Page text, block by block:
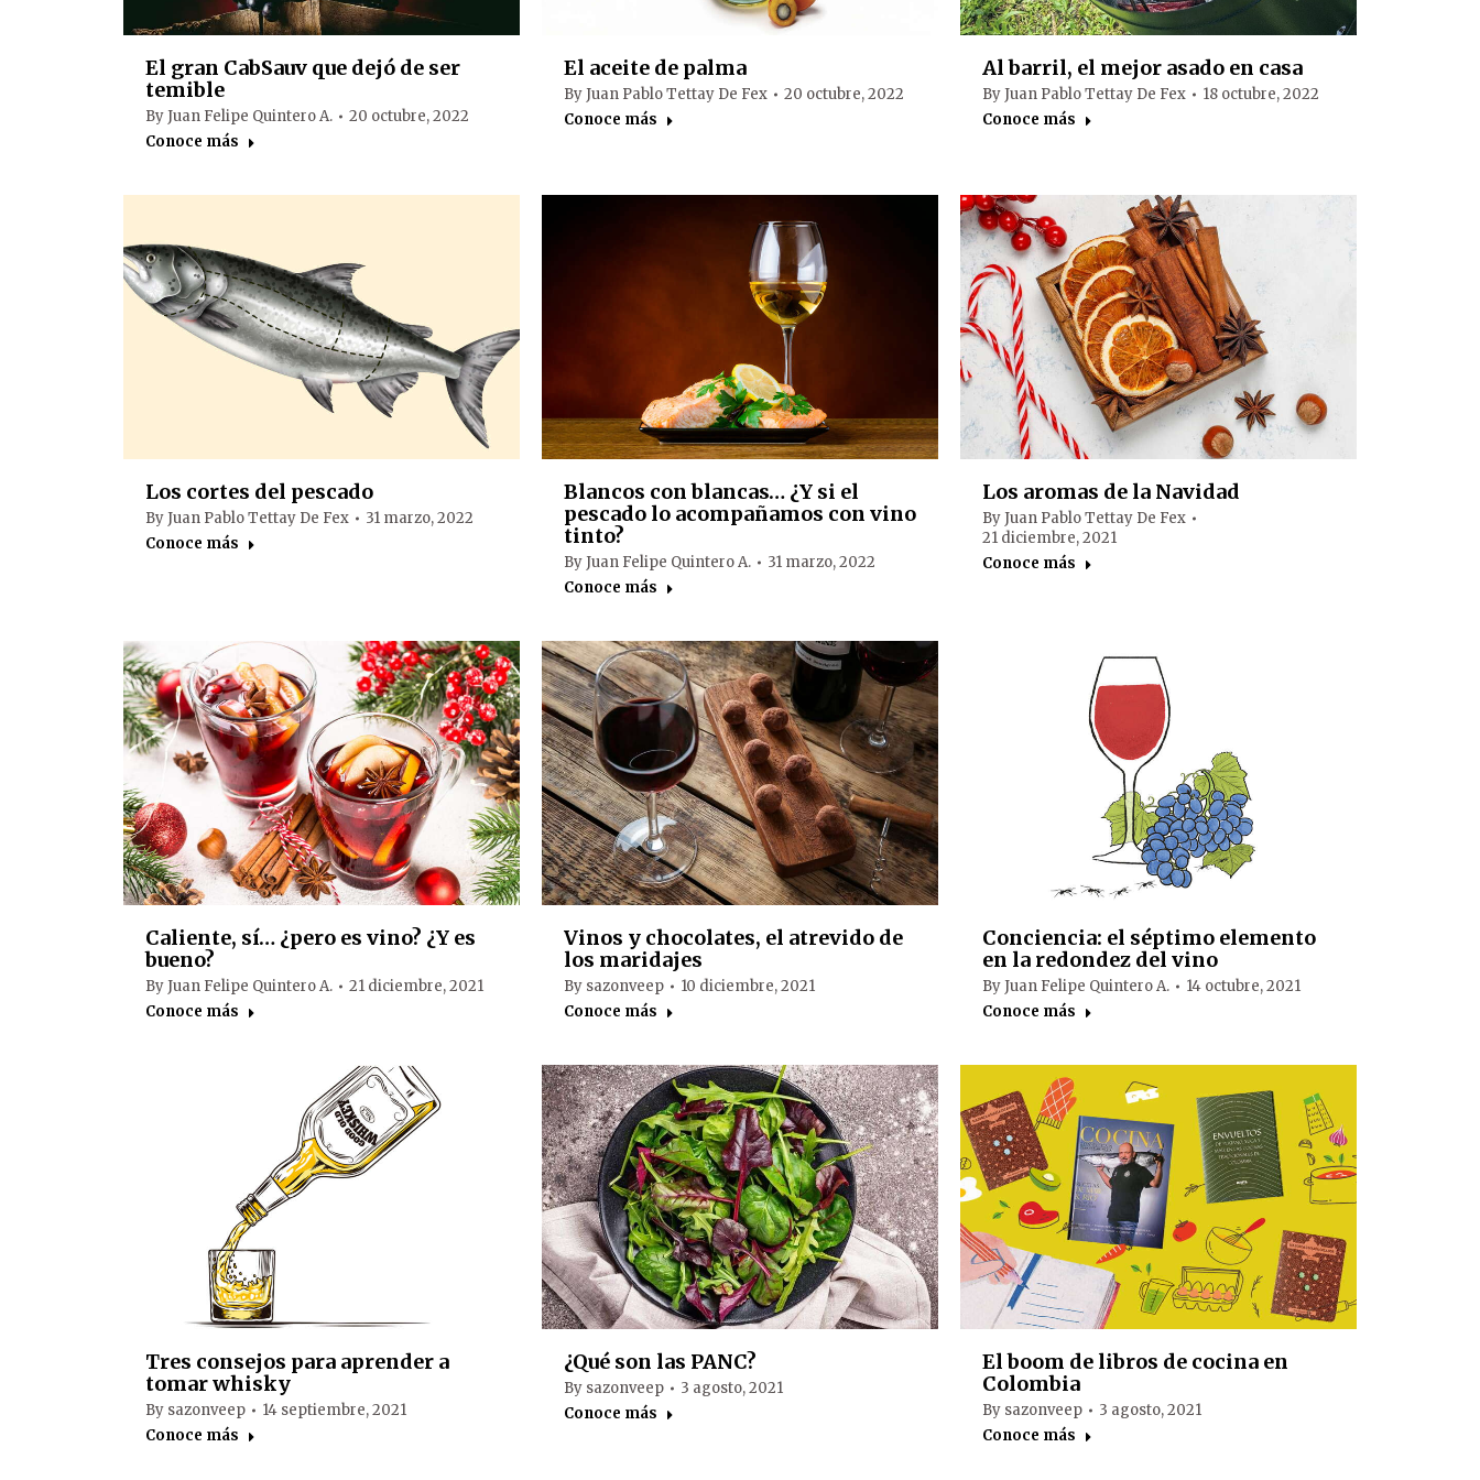
El gran CabSauv que dejó de ser
temible
ByJuan Felipe Quintero A.
20 octubre, 2022
Conoce más
El aceite de palma
ByJuan Pablo Tettay De Fex
20 octubre, 2022
Conoce más
Al barril, el mejor asado en casa
ByJuan Pablo Tettay De Fex
18 octubre, 2022
Conoce más
Los cortes del pescado
ByJuan Pablo Tettay De Fex
31 marzo, 2022
Conoce más
Blancos con blancas… ¿Y si el
pescado lo acompañamos con vino
tinto?
ByJuan Felipe Quintero A.
31 marzo, 2022
Conoce más
Los aromas de la Navidad
ByJuan Pablo Tettay De Fex
21 diciembre, 2021
Conoce más
Caliente, sí… ¿pero es vino? ¿Y es
bueno?
ByJuan Felipe Quintero A.
21 diciembre, 2021
Conoce más
Vinos y chocolates, el atrevido de
los maridajes
By sazonveep
10 diciembre, 2021
Conoce más
Conciencia: el séptimo elemento
en la redondez del vino
ByJuan Felipe Quintero A.
14 octubre, 2021
Conoce más
Tres consejos para aprender a
tomar whisky
By sazonveep
14 septiembre, 2021
Conoce más
¿Qué son las PANC?
By sazonveep
3 agosto, 2021
Conoce más
El boom de libros de cocina en
Colombia
By sazonveep
3 agosto, 2021
Conoce más